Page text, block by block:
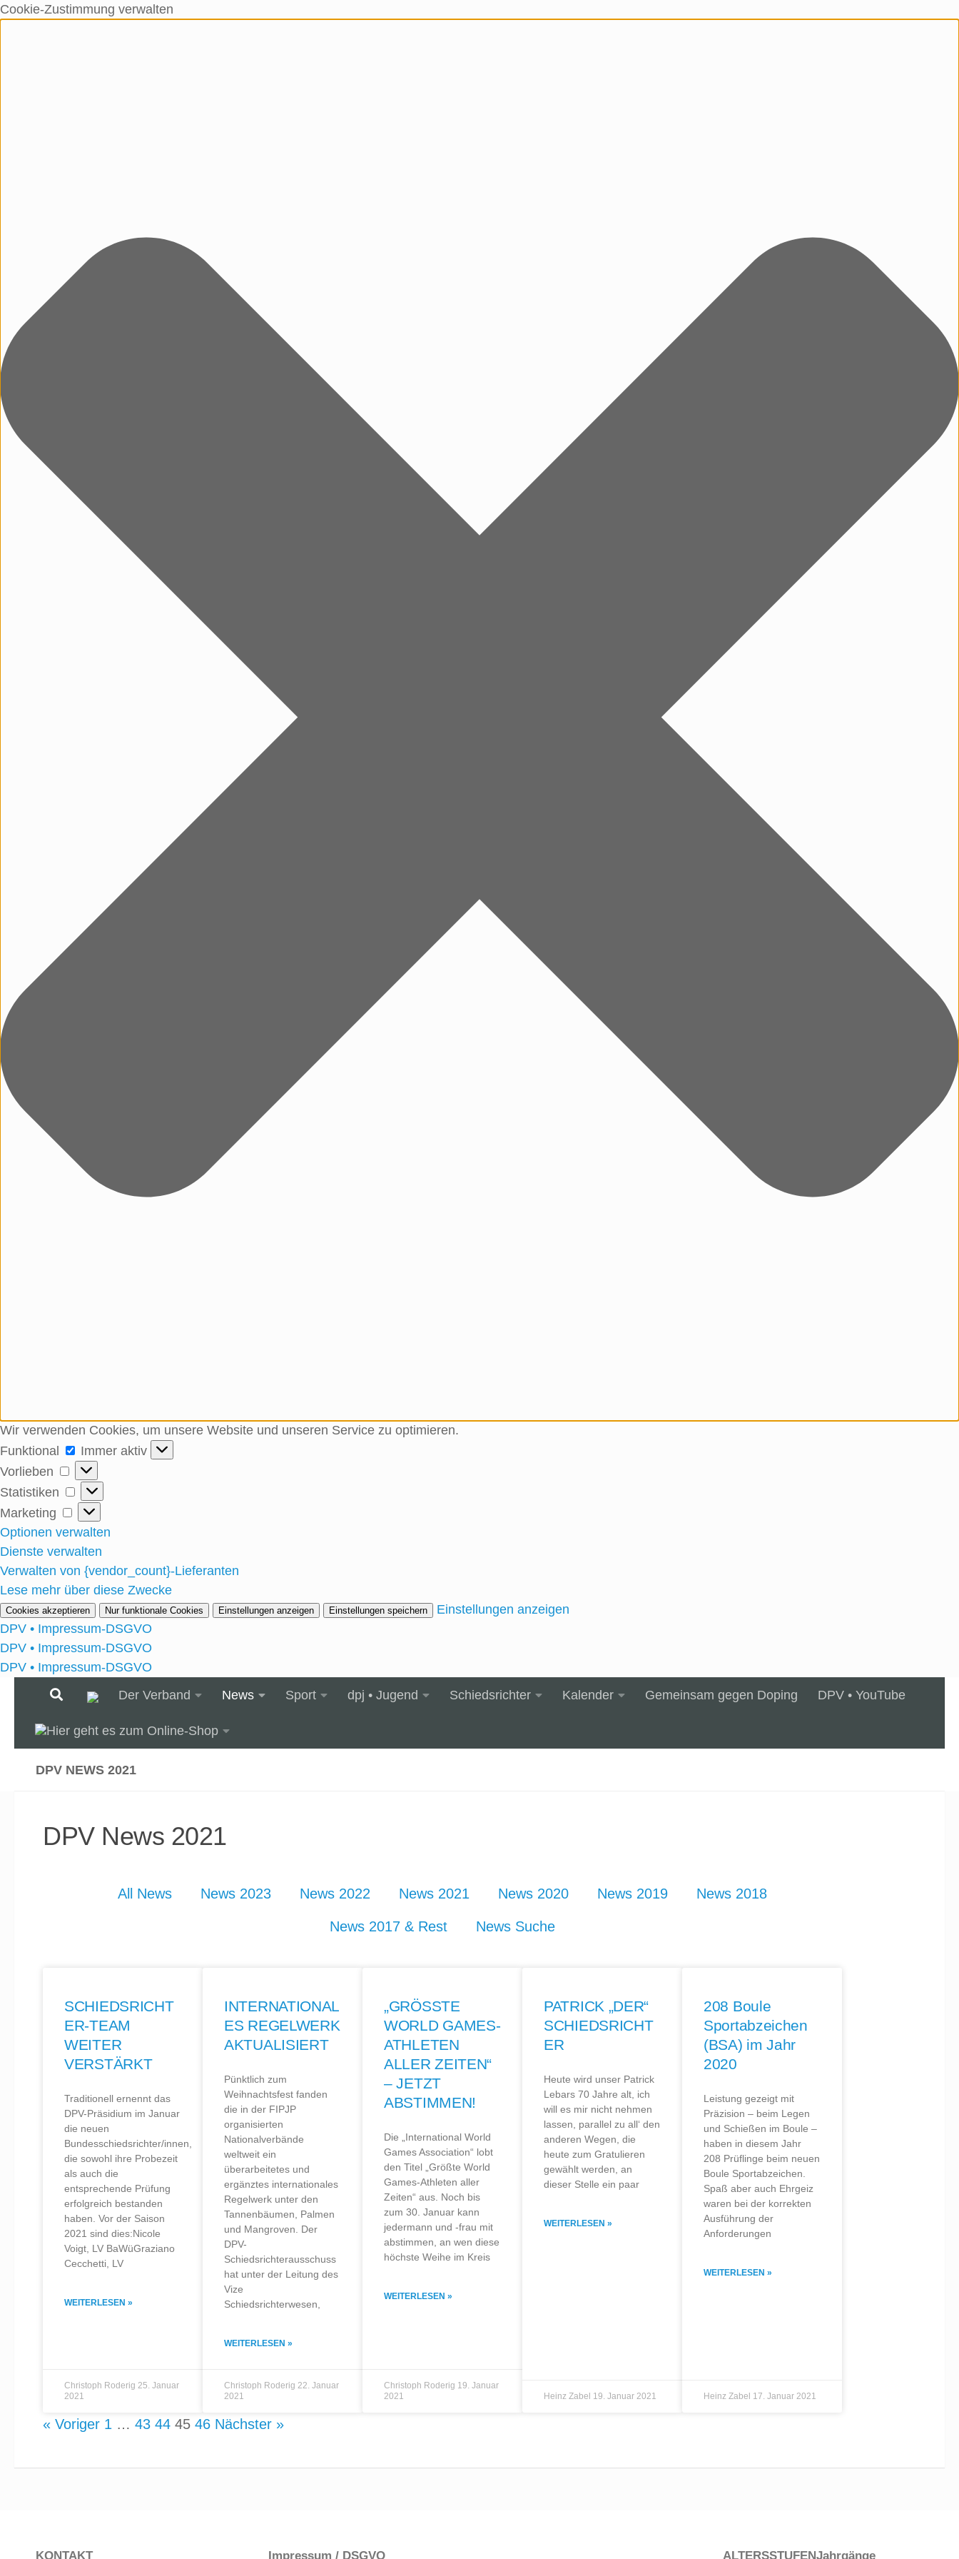
Cookie-Zustimmung verwalten
Wir verwenden Cookies, um unsere Website und unseren Service zu optimieren.
Funktional
Immer aktiv
Vorlieben
Statistiken
Marketing
Optionen verwalten
Dienste verwalten
Verwalten von {vendor_count}-Lieferanten
Lese mehr über diese Zwecke
Cookies akzeptieren Nur funktionale Cookies Einstellungen anzeigen Einstellungen speichern
Einstellungen anzeigen
DPV • Impressum-DSGVO
DPV • Impressum-DSGVO
DPV • Impressum-DSGVO
Unter dem Inhalt
Der Verband News Sport dpj • Jugend Schiedsrichter Kalender Gemeinsam gegen Doping DPV • YouTube
DPV NEWS 2021
DPV News 2021
All News News 2023 News 2022 News 2021 News 2020 News 2019 News 2018
News 2017 & Rest News Suche
SCHIEDSRICHT
ER-TEAM
WEITER
VERSTÄRKT
Traditionell ernennt das
DPV-Präsidium im Januar
die neuen
Bundesschiedsrichter/innen,
die sowohl ihre Probezeit
als auch die
entsprechende Prüfung
erfolgreich bestanden
haben. Vor der Saison
2021 sind dies:Nicole
Voigt, LV BaWüGraziano
Cecchetti, LV
WEITERLESEN »
Christoph Roderig 25. Januar
2021
INTERNATIONAL
ES REGELWERK
AKTUALISIERT
Pünktlich zum
Weihnachtsfest fanden
die in der FIPJP
organisierten
Nationalverbände
weltweit ein
überarbeitetes und
ergänztes internationales
Regelwerk unter den
Tannenbäumen, Palmen
und Mangroven. Der
DPV-
Schiedsrichterausschuss
hat unter der Leitung des
Vize
Schiedsrichterwesen,
WEITERLESEN »
Christoph Roderig 22. Januar
2021
„GRÖSSTE
WORLD GAMES-
ATHLETEN
ALLER ZEITEN“
– JETZT
ABSTIMMEN!
Die „International World
Games Association“ lobt
den Titel „Größte World
Games-Athleten aller
Zeiten“ aus. Noch bis
zum 30. Januar kann
jedermann und -frau mit
abstimmen, an wen diese
höchste Weihe im Kreis
WEITERLESEN »
Christoph Roderig 19. Januar
2021
PATRICK „DER“
SCHIEDSRICHT
ER
Heute wird unser Patrick
Lebars 70 Jahre alt, ich
will es mir nicht nehmen
lassen, parallel zu all‘ den
anderen Wegen, die
heute zum Gratulieren
gewählt werden, an
dieser Stelle ein paar
WEITERLESEN »
Heinz Zabel 19. Januar 2021
208 Boule
Sportabzeichen
(BSA) im Jahr
2020
Leistung gezeigt mit
Präzision – beim Legen
und Schießen im Boule –
haben in diesem Jahr
208 Prüflinge beim neuen
Boule Sportabzeichen.
Spaß aber auch Ehrgeiz
waren bei der korrekten
Ausführung der
Anforderungen
WEITERLESEN »
Heinz Zabel 17. Januar 2021
« Voriger 1 … 43 44 45 46 Nächster »
KONTAKT Impressum / DSGVO ALTERSSTUFENJahrgänge